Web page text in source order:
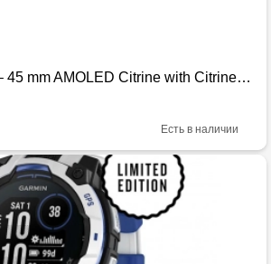
Garmin Instinct 3 – 45 mm AMOLED Citrine with Citrine Band 010-02936-02
Есть в наличии